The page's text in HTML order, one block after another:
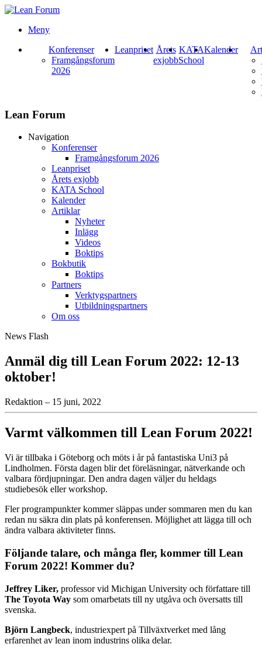
Meny
Konferenser
Framgångsforum
2026
Leanpriset Årets
exjobb
KATA
School
Kalender
Lean Forum
Navigation
Konferenser
Framgångsforum 2026
Leanpriset
Årets exjobb
KATA School
Kalender
Artiklar
Nyheter
Inlägg
Videos
Boktips
Bokbutik
Boktips
Partners
Verktygspartners
Utbildningspartners
Om oss
News Flash
Anmäl dig till Lean Forum 2022: 12-13
oktober!
Redaktion – 15 juni, 2022
Varmt välkommen till Lean Forum 2022!
Vi är tillbaka i Göteborg och möts i år på fantastiska Uni3 på
Lindholmen. Första dagen blir det föreläsningar, nätverkande och
valbara fördjupningar. Den andra dagen väljer du heldags
studiebesök eller workshop.
Fler programpunkter kommer släppas under sommaren men du kan
redan nu säkra din plats på konferensen. Möjlighet att lägga till och
ändra valbara aktiviteter finns.
Följande talare, och många fler, kommer till Lean
Forum 2022! Kommer du?
Jeffrey Liker, professor vid Michigan University och författare till
The Toyota Way som omarbetats till ny utgåva och översatts till
svenska.
Björn Langbeck, industriexpert på Tillväxtverket med lång
erfarenhet av lean inom industrins olika delar.